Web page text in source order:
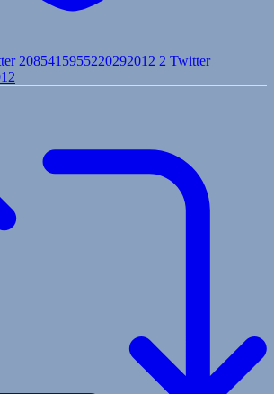
2085415955220292012 2 Twitter